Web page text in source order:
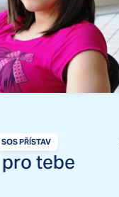
SOS PŘÍSTAV
tebe